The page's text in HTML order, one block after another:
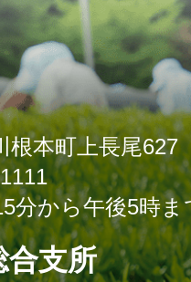
根本町上長尾627
分から午後5時ま
合支所